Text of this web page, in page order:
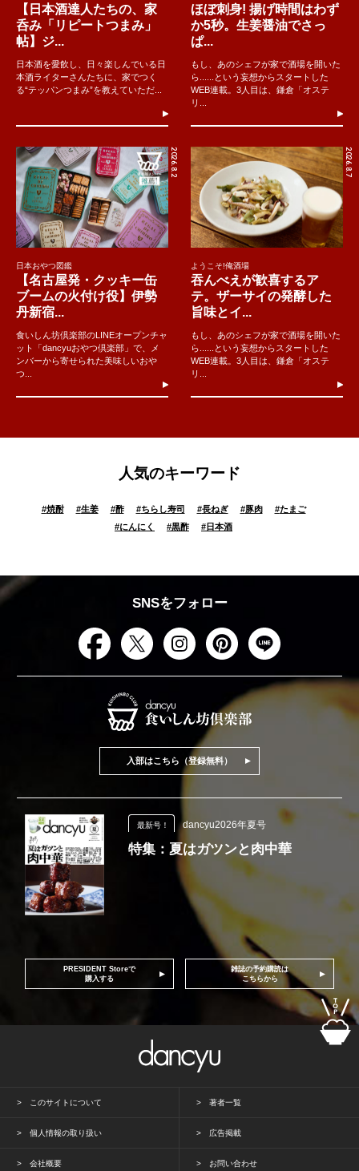
【日本酒達人たちの、家
呑み「リピートつまみ」
帖】ジ...
日本酒を愛飲し、日々楽しんでいる日
本酒ライターさんたちに、家でつく
る“テッパンつまみ”を教えていただ...
ほぼ刺身! 揚げ時間はわず
か5秒。生姜醤油でさっ
ぱ...
もし、あのシェフが家で酒場を開いた
ら......という妄想からスタートした
WEB連載。3人目は、鎌倉「オステ
リ...
2026.8.2
日本おやつ図鑑
【名古屋発・クッキー缶
ブームの火付け役】伊勢
丹新宿...
食いしん坊倶楽部のLINEオープンチャ
ット「dancyuおやつ倶楽部」で、メ
ンバーから寄せられた美味しいおや
つ...
2026.8.7
ようこそ!俺酒場
吞んべえが歓喜するア
テ。ザーサイの発酵した
旨味とイ...
もし、あのシェフが家で酒場を開いた
ら......という妄想からスタートした
WEB連載。3人目は、鎌倉「オステ
リ...
人気のキーワード
#焼酎 #生姜 #酢 #ちらし寿司 #長ねぎ #豚肉 #たまご
#にんにく #黒酢 #日本酒
SNSをフォロー
入部はこちら（登録無料）
最新号！ dancyu2026年夏号
特集：夏はガツンと肉中華
PRESIDENT Storeで
購入する
雑誌の予約購読は
こちらから
このサイトについて 著者一覧
個人情報の取り扱い 広告掲載
会社概要 お問い合わせ